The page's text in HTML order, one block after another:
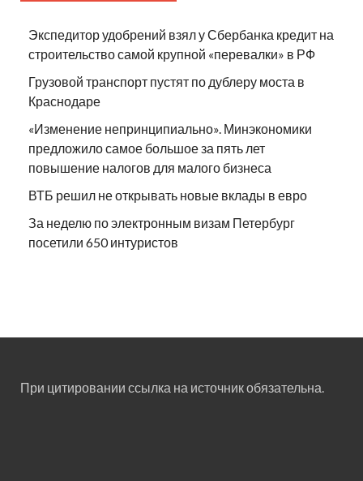
Экспедитор удобрений взял у Сбербанка кредит на
строительство самой крупной «перевалки» в РФ
Грузовой транспорт пустят по дублеру моста в
Краснодаре
«Изменение непринципиально». Минэкономики
предложило самое большое за пять лет
повышение налогов для малого бизнеса
ВТБ решил не открывать новые вклады в евро
За неделю по электронным визам Петербург
посетили 650 интуристов
При цитировании ссылка на источник обязательна.